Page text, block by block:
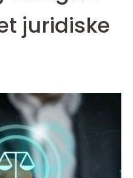
juridiske